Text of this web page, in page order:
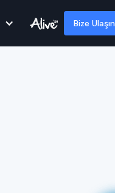
Bize Ulaşın